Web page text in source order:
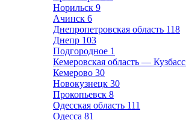
Норильск 9
Ачинск 6
Днепропетровская область 118
Днепр 103
Подгородное 1
Кемеровская область — Кузбасс
Кемерово 30
Новокузнецк 30
Прокопьевск 8
Одесская область 111
Одесса 81